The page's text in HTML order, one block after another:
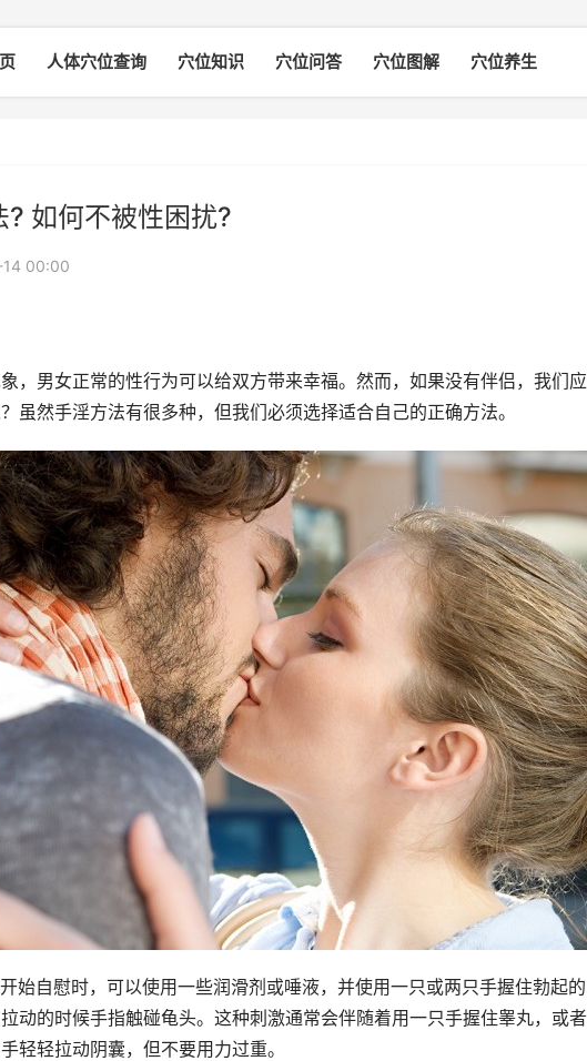
人体穴位查询 穴位知识 穴位问答 穴位图解 穴位养生
如何不被性困扰?
14 00:00
，男女正常的性行为可以给双方带来幸福。然而，如果没有伴侣，我们
虽然手淫方法有很多种，但我们必须选择适合自己的正确方法。
始自慰时，可以使用一些润滑剂或唾液，并使用一只或两只手握住勃起
动的时候手指触碰龟头。这种刺激通常会伴随着用一只手握住睾丸，或
轻轻拉动阴囊，但不要用力过重。